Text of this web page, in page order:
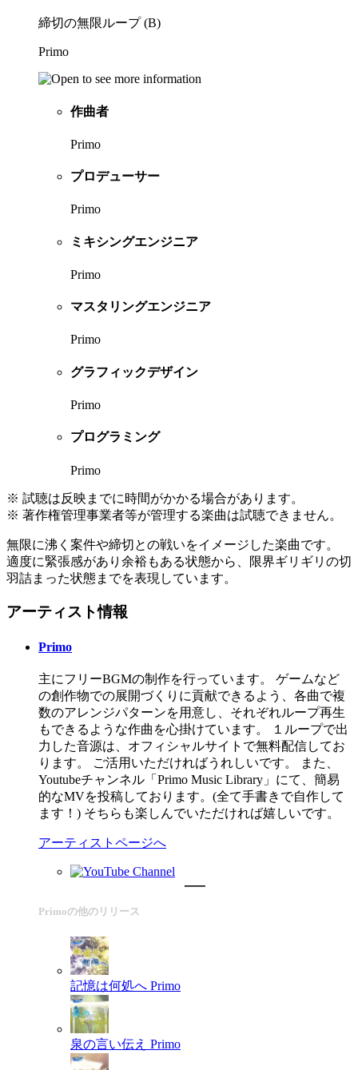
締切の無限ループ (B)
Primo
作曲者
Primo
プロデューサー
Primo
ミキシングエンジニア
Primo
マスタリングエンジニア
Primo
グラフィックデザイン
Primo
プログラミング
Primo
※ 試聴は反映までに時間がかかる場合があります。
※ 著作権管理事業者等が管理する楽曲は試聴できません。
無限に沸く案件や締切との戦いをイメージした楽曲です。
適度に緊張感があり余裕もある状態から、限界ギリギリの切
羽詰まった状態までを表現しています。
アーティスト情報
Primo
主にフリーBGMの制作を行っています。 ゲームなど
の創作物での展開づくりに貢献できるよう、各曲で複
数のアレンジパターンを用意し、それぞれループ再生
もできるような作曲を心掛けています。 １ループで出
力した音源は、オフィシャルサイトで無料配信してお
ります。 ご活用いただければうれしいです。 また、
Youtubeチャンネル「Primo Music Library」にて、簡易
的なMVを投稿しております。(全て手書きで自作して
ます！) そちらも楽しんでいただければ嬉しいです。
アーティストページへ
Primoの他のリリース
記憶は何処へ Primo
泉の言い伝え Primo